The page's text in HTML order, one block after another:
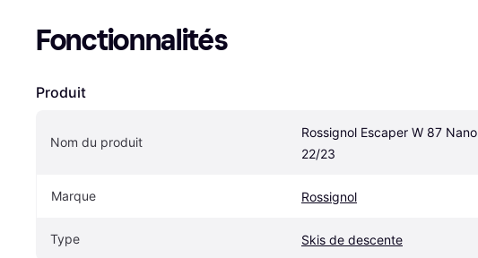
Fonctionnalités
Produit
Nom du produit
Rossignol Escaper W 87 Nano
22/23
Marque Rossignol
Type Skis de descente